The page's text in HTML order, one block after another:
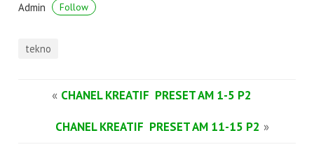
Admin Follow
tekno
« CHANEL KREATIF PRESET AM 1-5 P2
CHANEL KREATIF PRESET AM 11-15 P2 »